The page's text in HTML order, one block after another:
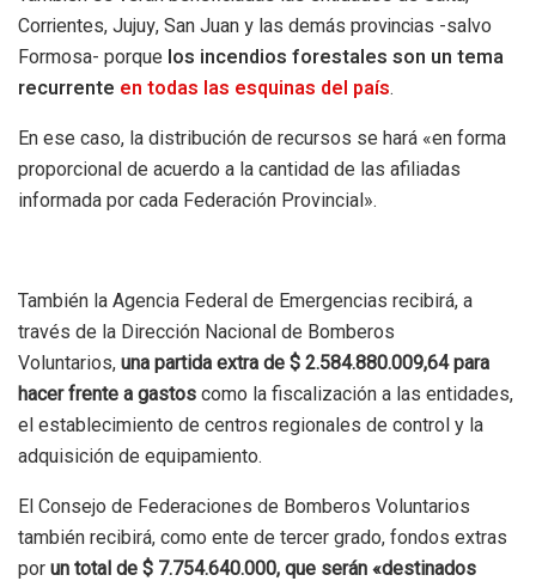
Corrientes, Jujuy, San Juan y las demás provincias -salvo
Formosa- porque los incendios forestales son un tema
recurrente en todas las esquinas del país.
En ese caso, la distribución de recursos se hará «en forma
proporcional de acuerdo a la cantidad de las afiliadas
informada por cada Federación Provincial».
También la Agencia Federal de Emergencias recibirá, a
través de la Dirección Nacional de Bomberos
Voluntarios, una partida extra de $ 2.584.880.009,64 para
hacer frente a gastos como la fiscalización a las entidades,
el establecimiento de centros regionales de control y la
adquisición de equipamiento.
El Consejo de Federaciones de Bomberos Voluntarios
también recibirá, como ente de tercer grado, fondos extras
por un total de $ 7.754.640.000, que serán «destinados